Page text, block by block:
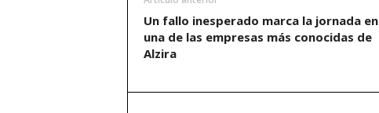
Un fallo inesperado marca la jornada en
una de las empresas más conocidas de
Alzira